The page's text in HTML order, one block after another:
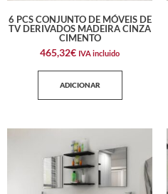
6 PCS CONJUNTO DE MÓVEIS DE
TV DERIVADOS MADEIRA CINZA
CIMENTO
465,32€ IVA incluido
ADICIONAR